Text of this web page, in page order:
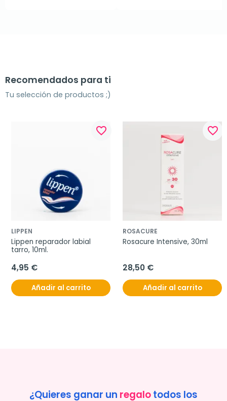
Recomendados para ti
Tu selección de productos ;)
favorite_border
LIPPEN
Lippen reparador labial
tarro, 10ml.
4,95 €
Añadir al carrito
favorite_border
ROSACURE
Rosacure Intensive, 30ml
28,50 €
Añadir al carrito
¿Quieres ganar un regalotodos los